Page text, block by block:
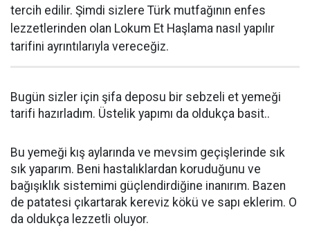
tercih edilir. Şimdi sizlere Türk mutfağının enfes
lezzetlerinden olan Lokum Et Haşlama nasıl yapılır
tarifini ayrıntılarıyla vereceğiz.
Bugün sizler için şifa deposu bir sebzeli et yemeği
tarifi hazırladım. Üstelik yapımı da oldukça basit..
Bu yemeği kış aylarında ve mevsim geçişlerinde sık
sık yaparım. Beni hastalıklardan koruduğunu ve
bağışıklık sistemimi güçlendirdiğine inanırım. Bazen
de patatesi çıkartarak kereviz kökü ve sapı eklerim. O
da oldukça lezzetli oluyor.